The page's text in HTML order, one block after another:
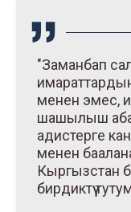
"Заманбап
менен эмес,
шашылыш
адистерге
менен
Кыргызстан
бирдиктүү